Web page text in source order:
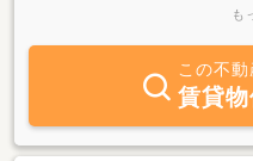
行っております。 新しい生活
やかなサービスでお部屋探し
ても、不動産取得に関する税
がトータルにお手伝い。きっ
どうぞお気軽にお問い合わせ下
も
この不
賃貸